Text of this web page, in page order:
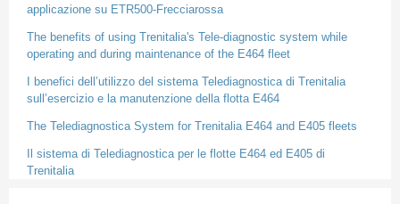
applicazione su ETR500-Frecciarossa
The benefits of using Trenitalia's Tele-diagnostic system while
operating and during maintenance of the E464 fleet
I benefici dell’utilizzo del sistema Telediagnostica di Trenitalia
sull’esercizio e la manutenzione della flotta E464
The Telediagnostica System for Trenitalia E464 and E405 fleets
Il sistema di Telediagnostica per le flotte E464 ed E405 di
Trenitalia